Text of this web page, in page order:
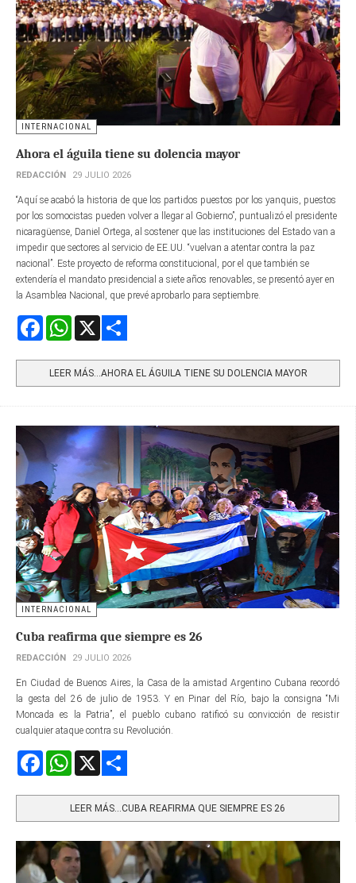
INTERNACIONAL
Ahora el águila tiene su dolencia mayor
REDACCIÓN 29 JULIO 2026
“Aquí se acabó la historia de que los partidos puestos por los yanquis, puestos
por los somocistas pueden volver a llegar al Gobierno”, puntualizó el presidente
nicaragüense, Daniel Ortega, al sostener que las instituciones del Estado van a
impedir que sectores al servicio de EE.UU. “vuelvan a atentar contra la paz
nacional”. Este proyecto de reforma constitucional, por el que también se
extendería el mandato presidencial a siete años renovables, se presentó ayer en
la Asamblea Nacional, que prevé aprobarlo para septiembre.
FacebookWhatsApp
LEER MÁS…AHORA EL ÁGUILA TIENE SU DOLENCIA MAYOR
INTERNACIONAL
Cuba reafirma que siempre es 26
REDACCIÓN 29 JULIO 2026
En Ciudad de Buenos Aires, la Casa de la amistad Argentino Cubana recordó
la gesta del 26 de julio de 1953. Y en Pinar del Río, bajo la consigna “Mi
Moncada es la Patria”, el pueblo cubano ratificó su convicción de resistir
cualquier ataque contra su Revolución.
FacebookWhatsApp
LEER MÁS…CUBA REAFIRMA QUE SIEMPRE ES 26